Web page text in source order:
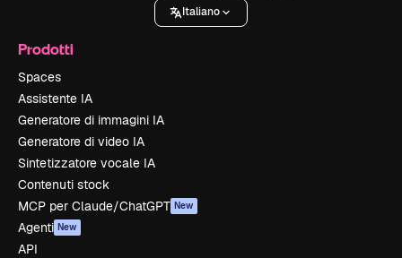
Italiano
Prodotti
Spaces
Assistente IA
Generatore di immagini IA
Generatore di video IA
Sintetizzatore vocale IA
Contenuti stock
MCP per Claude/ChatGPT New
Agenti New
API